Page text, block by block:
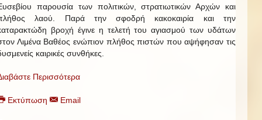
παρουσία των πολιτικών, στρατιωτικών Αρχών και
λαού. Παρά την σφοδρή κακοκαιρία και την
βροχή έγινε η τελετή του αγιασμού των υδάτων
Λιμένα Βαθέος ενώπιον πλήθος πιστών που αψήφησαν τις
καιρικές συνθήκες.
Περισσότερα
Εκτύπωση Email